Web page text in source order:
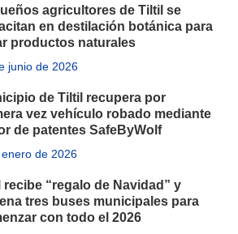
agricultores de Tiltil se
en destilación botánica para
productos naturales
junio de 2026
de Tiltil recupera por
vez vehículo robado mediante
de patentes SafeByWolf
de 2026
recibe “regalo de Navidad” y
tres buses municipales para
con todo el 2026